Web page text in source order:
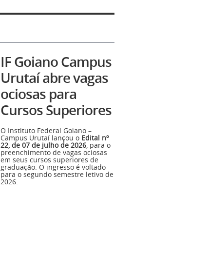
IF Goiano Campus
Urutaí abre vagas
ociosas para
Cursos Superiores
O Instituto Federal Goiano –
Campus Urutaí lançou o Edital nº
22, de 07 de julho de 2026, para o
preenchimento de vagas ociosas
em seus cursos superiores de
graduação. O ingresso é voltado
para o segundo semestre letivo de
2026.